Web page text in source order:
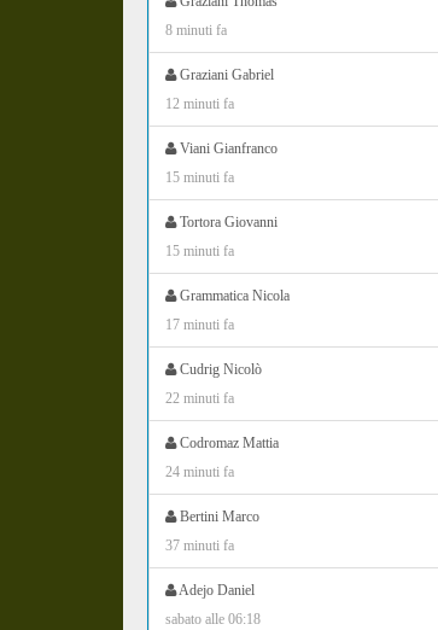
8 minuti fa
Graziani Gabriel
12 minuti fa
Viani Gianfranco
15 minuti fa
Tortora Giovanni
15 minuti fa
Grammatica Nicola
17 minuti fa
Cudrig Nicolò
22 minuti fa
Codromaz Mattia
24 minuti fa
Bertini Marco
37 minuti fa
Adejo Daniel
sabato alle 06:18